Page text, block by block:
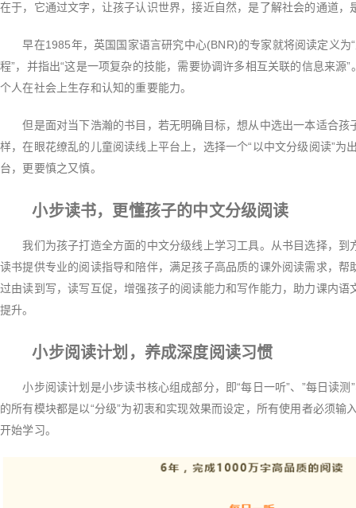
在于，它通过文字，让孩子认识世界，接近自然，是了解社会的通道，
早在1985年，英国国家语言研究中心(BNR)的专家就将阅读定义为
程”，并指出“这是一项复杂的技能，需要协调许多相互关联的信息来源
个人在社会上生存和认知的重要能力。
但是面对当下浩瀚的书目，若无明确目标，想从中选出一本适合孩
样，在眼花缭乱的儿童阅读线上平台上，选择一个“以中文分级阅读”为
台，更要慎之又慎。
小步读书，更懂孩子的中文分级阅读
我们为孩子打造全方面的中文分级线上学习工具。从书目选择，到
读书提供专业的阅读指导和陪伴，满足孩子高品质的课外阅读需求，帮
过由读到写，读写互促，增强孩子的阅读能力和写作能力，助力课内语
提升。
小步阅读计划，养成深度阅读习惯
小步阅读计划是小步读书核心组成部分，即“每日一听”、”每日读测”
的所有模块都是以“分级”为初衷和实现效果而设定，所有使用者必须输
开始学习。